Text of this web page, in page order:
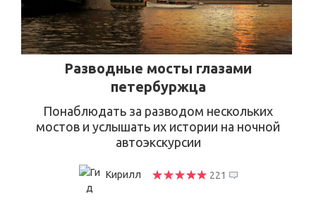
Разводные мосты глазами
петербуржца
Понаблюдать за разводом нескольких
мостов и услышать их истории на ночной
автоэкскурсии
Кирилл 221